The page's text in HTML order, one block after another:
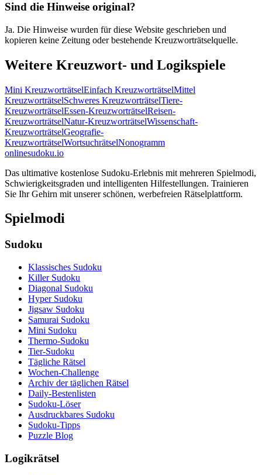
Sind die Hinweise original?
Ja. Die Hinweise wurden für diese Website geschrieben und
kopieren keine Zeitung oder bestehende Kreuzworträtselquelle.
Weitere Kreuzwort- und Logikspiele
Mini KreuzworträtselEinfach KreuzworträtselMittel
KreuzworträtselSchweres KreuzworträtselTiere-
KreuzworträtselEssen-KreuzworträtselReisen-
KreuzworträtselNatur-KreuzworträtselWissenschaft-
KreuzworträtselGeografie-
KreuzworträtselWortsuchrätselNonogramm
onlinesudoku.io
Das ultimative kostenlose Sudoku-Erlebnis mit mehreren Spielmodi,
Schwierigkeitsgraden und intelligenten Hilfestellungen. Trainieren
Sie Ihr Gehirn mit unserer schönen, werbefreien Rätselplattform.
Spielmodi
Sudoku
Klassisches Sudoku
Killer Sudoku
Diagonal Sudoku
Hyper Sudoku
Jigsaw Sudoku
Samurai Sudoku
Mini Sudoku
Thermo-Sudoku
Tier-Sudoku
Tägliche Rätsel
Wochen-Challenge
Archiv der täglichen Rätsel
Daily-Bestenlisten
Sudoku-Löser
Ausdruckbares Sudoku
Sudoku-Tipps
Puzzle Blog
Logikrätsel